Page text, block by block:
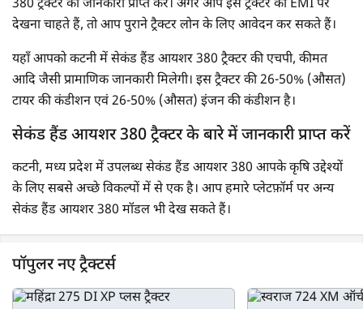
380 ट्रैक्टर की जानकारी प्राप्त करें। अगर आप इस ट्रैक्टर को EMI पर
देखना चाहते हैं, तो आप पुराने ट्रैक्टर लोन के लिए आवेदन कर सकते हैं।
यहाँ आपको कटनी में सेकंड हैंड आयशर 380 ट्रैक्टर की एचपी, कीमत
आदि जैसी प्रामाणिक जानकारी मिलेगी। इस ट्रैक्टर की 26-50% (औसत)
टायर की कंडीशन एवं 26-50% (औसत) इंजन की कंडीशन है।
सेकंड हैंड आयशर 380 ट्रैक्टर के बारे में जानकारी प्राप्त करें
कटनी, मध्य प्रदेश में उपलब्ध सेकंड हैंड आयशर 380 आपके कृषि उद्देश्यों
के लिए सबसे अच्छे विकल्पों में से एक है। आप हमारे प्लेटफ़ॉर्म पर अन्य
सेकंड हैंड आयशर 380 मॉडल भी देख सकते हैं।
पॉपुलर नए ट्रैक्टर्स